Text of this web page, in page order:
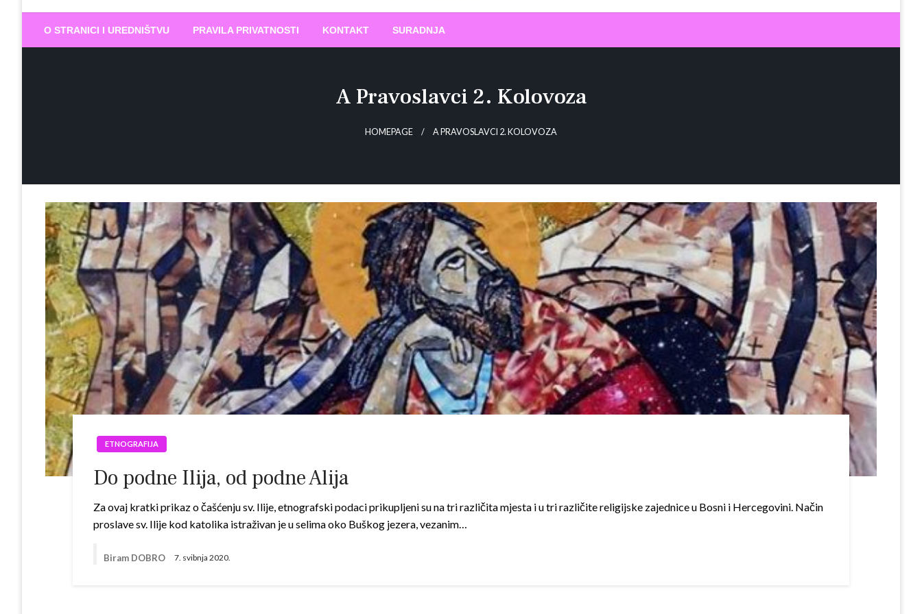
Biram DOBRO
O STRANICI I UREDNIŠTVU PRAVILA PRIVATNOSTI KONTAKT SURADNJA
A Pravoslavci 2. Kolovoza
HOMEPAGE A PRAVOSLAVCI 2. KOLOVOZA
ETNOGRAFIJA
Do podne Ilija, od podne Alija
Za ovaj kratki prikaz o čaš­ćenju sv. Ilije, etnografski podaci prikupljeni su na tri različita mjesta i u tri različite religijske zajednice u Bosni i Hercegovini. Način
proslave sv. Ilije kod katolika istraživan je u selima oko Buškog jezera, vezanim…
Biram DOBRO 7. svibnja 2020.